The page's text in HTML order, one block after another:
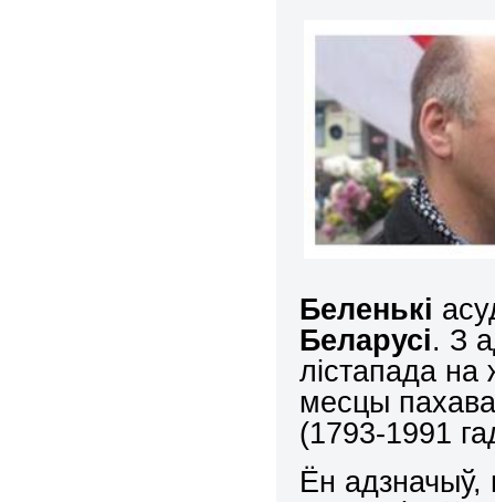
Беленькі
Беларусі. З
лістапада
месцы
(1793-1991
Ён адзначыў,